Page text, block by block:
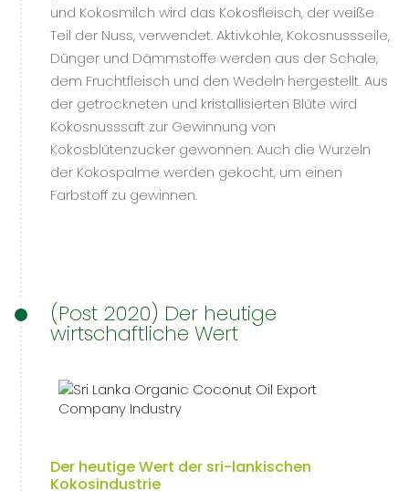
und Kokosmilch wird das Kokosfleisch, der weiße
Teil der Nuss, verwendet. Aktivkohle, Kokosnussseile,
Dünger und Dämmstoffe werden aus der Schale,
dem Fruchtfleisch und den Wedeln hergestellt. Aus
der getrockneten und kristallisierten Blüte wird
Kokosnusssaft zur Gewinnung von
Kokosblütenzucker gewonnen. Auch die Wurzeln
der Kokospalme werden gekocht, um einen
Farbstoff zu gewinnen.
(Post 2020) Der heutige
wirtschaftliche Wert
Der heutige Wert der sri-lankischen
Kokosindustrie